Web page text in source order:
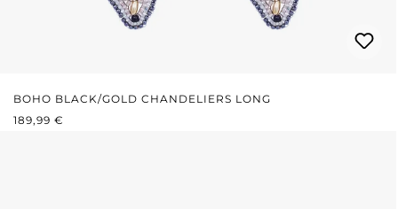
BOHO BLACK/GOLD CHANDELIERS LONG
REGULÄRER PREIS:
189,99 €